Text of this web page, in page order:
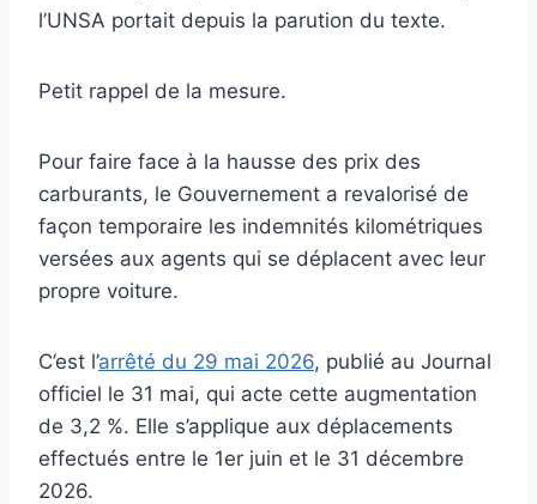
l’UNSA portait depuis la parution du texte.
Petit rappel de la mesure.
Pour faire face à la hausse des prix des
carburants, le Gouvernement a revalorisé de
façon temporaire les indemnités kilométriques
versées aux agents qui se déplacent avec leur
propre voiture.
C’est l’arrêté du 29 mai 2026, publié au Journal
officiel le 31 mai, qui acte cette augmentation
de 3,2 %. Elle s’applique aux déplacements
effectués entre le 1er juin et le 31 décembre
2026.